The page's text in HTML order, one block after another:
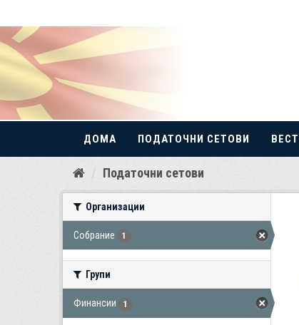
Прескокнете
ДОМА ПОДАТОЧНИ СЕТОВИ
Податочни сетови
Организации
Собрание 1
Групи
Финансии 1